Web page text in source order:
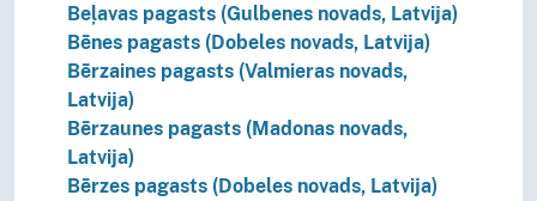
Beļavas pagasts (Gulbenes novads, Latvija)
Bēnes pagasts (Dobeles novads, Latvija)
Bērzaines pagasts (Valmieras novads,
Latvija)
Bērzaunes pagasts (Madonas novads,
Latvija)
Bērzes pagasts (Dobeles novads, Latvija)